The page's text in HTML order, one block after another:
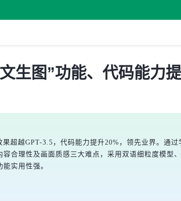
生图”功能、代码能力
超越GPT-3.5，代码能力提升20%，领先业界。通
合理性及画面质感三大难点，采用双语细粒度模型
实用性强。